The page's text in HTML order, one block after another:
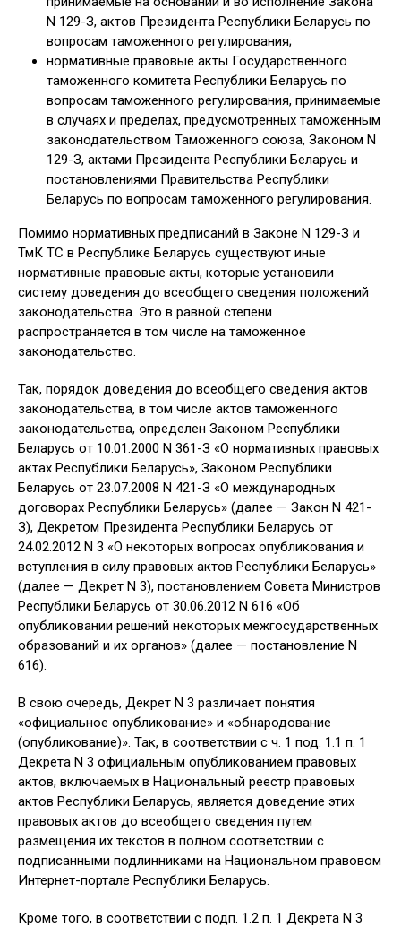
N 129-З, актов Президента Республики Беларусь по
вопросам таможенного регулирования;
нормативные правовые акты Государственного
таможенного комитета Республики Беларусь по
вопросам таможенного регулирования, принимаемые
в случаях и пределах, предусмотренных таможенным
законодательством Таможенного союза, Законом N
129-З, актами Президента Республики Беларусь и
постановлениями Правительства Республики
Беларусь по вопросам таможенного регулирования.
Помимо нормативных предписаний в Законе N 129-З и
ТмК ТС в Республике Беларусь существуют иные
нормативные правовые акты, которые установили
систему доведения до всеобщего сведения положений
законодательства. Это в равной степени
распространяется в том числе на таможенное
законодательство.
Так, порядок доведения до всеобщего сведения актов
законодательства, в том числе актов таможенного
законодательства, определен Законом Республики
Беларусь от 10.01.2000 N 361-З «О нормативных правовых
актах Республики Беларусь», Законом Республики
Беларусь от 23.07.2008 N 421-З «О международных
договорах Республики Беларусь» (далее — Закон N 421-
З), Декретом Президента Республики Беларусь от
24.02.2012 N 3 «О некоторых вопросах опубликования и
вступления в силу правовых актов Республики Беларусь»
(далее — Декрет N 3), постановлением Совета Министров
Республики Беларусь от 30.06.2012 N 616 «Об
опубликовании решений некоторых межгосударственных
образований и их органов» (далее — постановление N
616).
В свою очередь, Декрет N 3 различает понятия
«официальное опубликование» и «обнародование
(опубликование)». Так, в соответствии с ч. 1 под. 1.1 п. 1
Декрета N 3 официальным опубликованием правовых
актов, включаемых в Национальный реестр правовых
актов Республики Беларусь, является доведение этих
правовых актов до всеобщего сведения путем
размещения их текстов в полном соответствии с
подписанными подлинниками на Национальном правовом
Интернет-портале Республики Беларусь.
Кроме того, в соответствии с подп. 1.2 п. 1 Декрета N 3